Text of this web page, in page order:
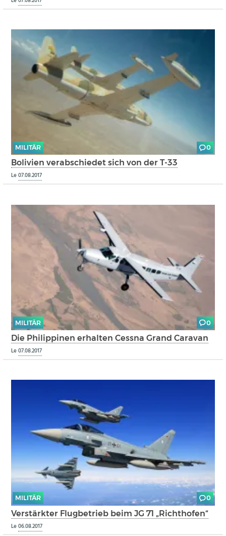
MILITÄR 0
Bolivien verabschiedet sich von der T-33
Le07.08.2017
MILITÄR 0
Die Philippinen erhalten Cessna Grand Caravan
Le07.08.2017
MILITÄR 0
Verstärkter Flugbetrieb beim JG 71 „Richthofen“
Le06.08.2017